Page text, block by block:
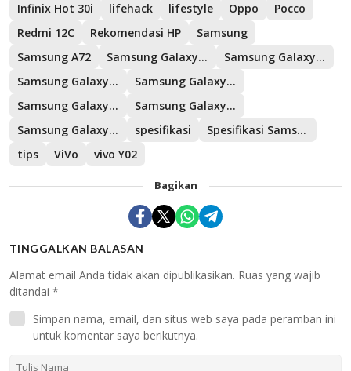
Infinix Hot 30i
lifehack lifestyle Oppo
Pocco
Redmi 12C
Rekomendasi HP
Samsung
Samsung A72
Samsung Galaxy A04
Samsung Galaxy A23
Samsung Galaxy Flip 5
Samsung Galaxy M34 5G
Samsung Galaxy S21 FE 5G
Samsung Galaxy Tab 9
Samsung Galaxy Z Fold 5
spesifikasi
Spesifikasi Samsung Galaxy S21 FE 5G
tips
ViVo vivo Y02
Bagikan
TINGGALKAN BALASAN
Alamat email Anda tidak akan dipublikasikan. Ruas yang wajib
ditandai *
Simpan nama, email, dan situs web saya pada peramban ini
untuk komentar saya berikutnya.